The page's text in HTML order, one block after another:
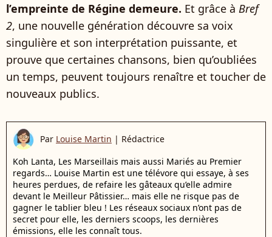
l’empreinte de Régine demeure. Et grâce à Bref
2, une nouvelle génération découvre sa voix
singulière et son interprétation puissante, et
prouve que certaines chansons, bien qu’oubliées
un temps, peuvent toujours renaître et toucher de
nouveaux publics.
Par Louise Martin | Rédactrice
Koh Lanta, Les Marseillais mais aussi Mariés au Premier
regards… Louise Martin est une télévore qui essaye, à ses
heures perdues, de refaire les gâteaux qu’elle admire
devant le Meilleur Pâtissier… mais elle ne risque pas de
gagner le tablier bleu ! Les réseaux sociaux n’ont pas de
secret pour elle, les derniers scoops, les dernières
émissions, elle les connaît tous.